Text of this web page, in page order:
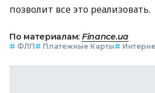
позволит все это реализовать.
По материалам: Finance.ua
# ФЛП# Платежные Карты#